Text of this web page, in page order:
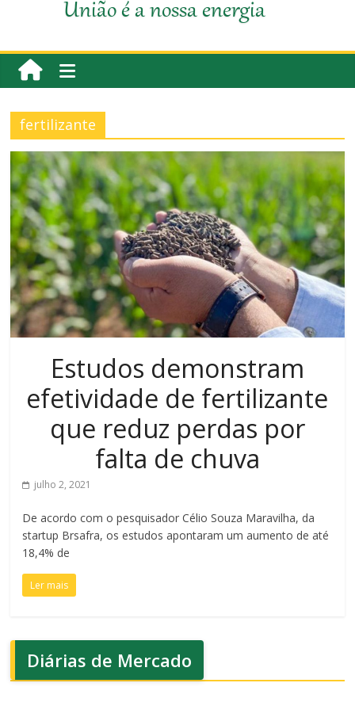
União é a nossa energia
fertilizante
Estudos demonstram
efetividade de fertilizante
que reduz perdas por
falta de chuva
julho 2, 2021
De acordo com o pesquisador Célio Souza Maravilha, da
startup Brsafra, os estudos apontaram um aumento de até
18,4% de
Ler mais
Diárias de Mercado